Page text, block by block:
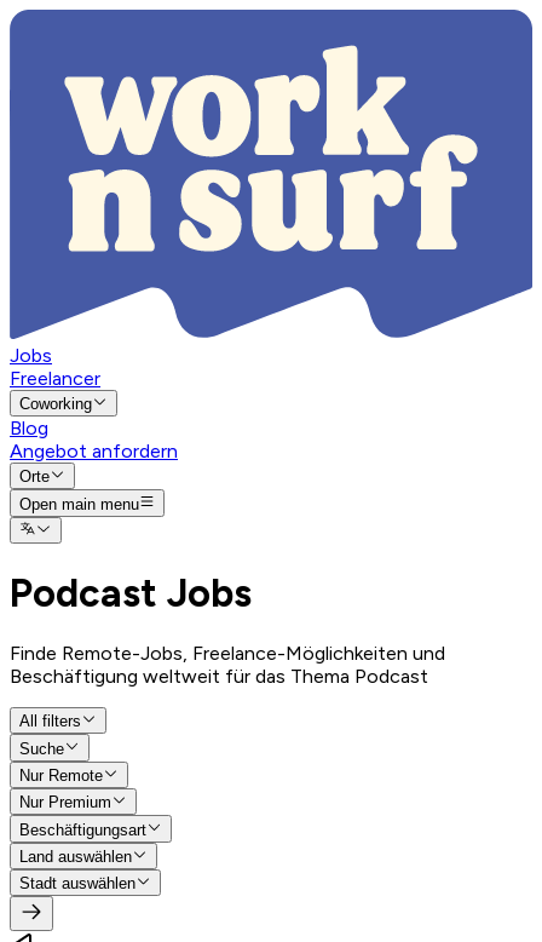
Jobs
Freelancer
Coworking
Blog
Angebot anfordern
Orte
Open main menu
Podcast Jobs
Finde Remote-Jobs, Freelance-Möglichkeiten und
Beschäftigung weltweit für das Thema Podcast
All filters
Suche
Nur Remote
Nur Premium
Beschäftigungsart
Land auswählen
Stadt auswählen